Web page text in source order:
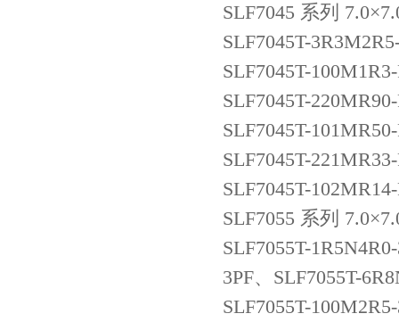
SLF7045 系列
SLF7045T-
SLF7045T-
SLF7045T-
SLF7045T-
SLF7045T-
SLF7045T-
SLF7055 系列
SLF7055T-
3PF、SLF7055T-
SLF7055T-